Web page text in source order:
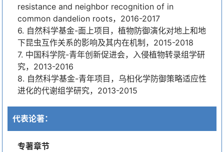
resistance and neighbor recognition of in
common dandelion roots，2016-2017
6. 自然科学基金-面上项目，植物防御演化对地上和地
下昆虫互作关系的影响及其内在机制，2015-2018
7. 中国科学院-青年创新促进会，入侵植物转录组学研
究，2013-2016
8. 自然科学基金-青年项目，乌桕化学防御策略适应性
进化的代谢组学研究，2013-2015
代表论著：
专著章节